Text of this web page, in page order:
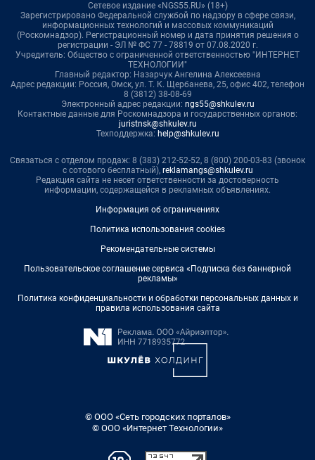
Сетевое издание «NGS55.RU» (18+)
Зарегистрировано Федеральной службой по надзору в сфере связи,
информационных технологий и массовых коммуникаций
(Роскомнадзор). Регистрационный номер и дата принятия решения о
регистрации - ЭЛ № ФС 77 - 78819 от 07.08.2020 г.
Учредитель: Общество с ограниченной ответственностью "ИНТЕРНЕТ
ТЕХНОЛОГИИ"
Главный редактор: Назарчук Ангелина Алексеевна
Адрес редакции: Россия, Омск, ул. Т. К. Щербанева, 25, офис 402, телефон
8 (3812) 38-08-69
Электронный адрес редакции: ngs55@shkulev.ru
Контактные данные для Роскомнадзора и государственных органов:
juristnsk@shkulev.ru
Техподдержка: help@shkulev.ru
Связаться с отделом продаж: 8 (383) 212-52-52, 8 (800) 200-03-83 (звонок
с сотового бесплатный), reklamangs@shkulev.ru
Редакция сайта не несет ответственности за достоверность
информации, содержащейся в рекламных объявлениях.
Информация об ограничениях
Политика использования cookies
Рекомендательные системы
Пользовательское соглашение сервиса «Подписка без баннерной
рекламы»
Политика конфиденциальности и обработки персональных данных и
правила использования сайта
© ООО «Сеть городских порталов»
© ООО «Интернет Технологии»